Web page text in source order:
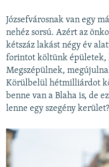
Józsefvárosnak van egy
nehéz sorsú. Azért az
kétszáz lakást négy év
forintot költünk épületek,
Megszépülnek,
Körülbelül hétmilliárdot
benne van a Blaha is, de
lenne egy szegény kerület?